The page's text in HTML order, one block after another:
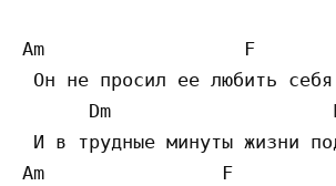
Am                  F
Он не просил ее любить
Dm
И в трудные минуты жизни
Am                F